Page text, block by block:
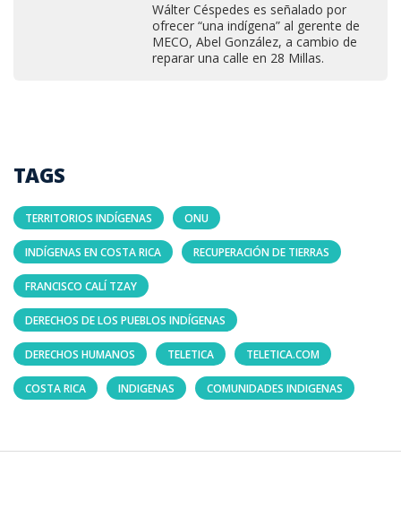
Wálter Céspedes es señalado por
ofrecer “una indígena” al gerente de
MECO, Abel González, a cambio de
reparar una calle en 28 Millas.
TAGS
TERRITORIOS INDÍGENAS ONU
INDÍGENAS EN COSTA RICA RECUPERACIÓN DE TIERRAS
FRANCISCO CALÍ TZAY
DERECHOS DE LOS PUEBLOS INDÍGENAS
DERECHOS HUMANOS TELETICA TELETICA.COM
COSTA RICA INDIGENAS COMUNIDADES INDIGENAS